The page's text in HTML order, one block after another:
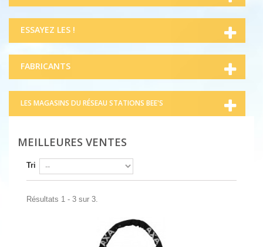
ESSAYEZ LES !
FABRICANTS
LES MAGASINS DU RÉSEAU STATIONS BEE'S
MEILLEURES VENTES
Tri
Résultats 1 - 3 sur 3.